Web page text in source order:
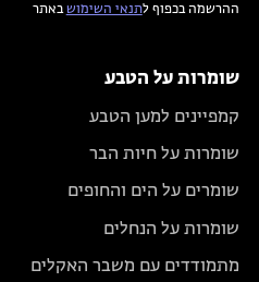
ההרשמה בכפוף לתנאי השימושבאתר
שומרות על הטבע
קמפיינים למען הטבע
שומרות על חיות הבר
שומרים על הים והחופים
שומרות על הנחלים
מתמודדים עם משבר האקלים